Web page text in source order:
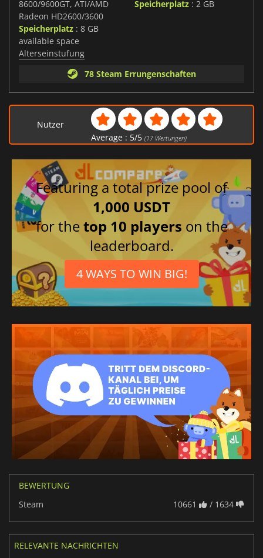
8600/9600GT, ATI/AMD
Radeon HD2600/3600
Speicherplatz : 8 GB
available space
Speicherplatz : 2 GB
Alterseinstufung
78 Steam Errungenschaften
Nutzer
Average : 5/5 (17Wertungen)
Featuring a total prize pool of
1,000 USDT
for thetop 10 players on the
leaderboard.
4 WAYS TO WIN BIG!
BEWERTUNG
Steam
10661 / 1634
RELEVANTE NACHRICHTEN